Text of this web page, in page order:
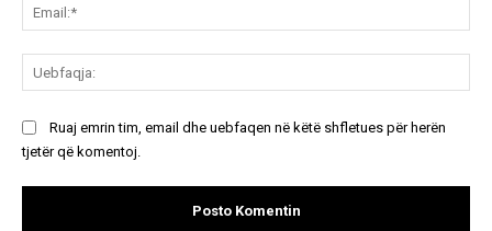
Ruaj emrin tim, email dhe uebfaqen në këtë shfletues për herën
tjetër që komentoj.